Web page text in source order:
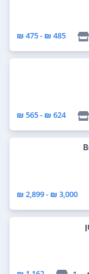
485 ₪ - 475 ₪
624 ₪ - 565 ₪
3,000 ₪ - 2,899 ₪